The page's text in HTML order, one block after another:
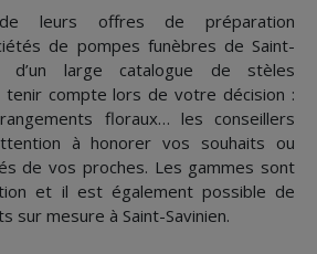
leurs offres de préparation
de pompes funèbres de Saint-
d’un large catalogue de stèles
tenir compte lors de votre décision :
floraux… les conseillers
à honorer vos souhaits ou
de vos proches. Les gammes sont
et il est également possible de
sur mesure à Saint-Savinien.